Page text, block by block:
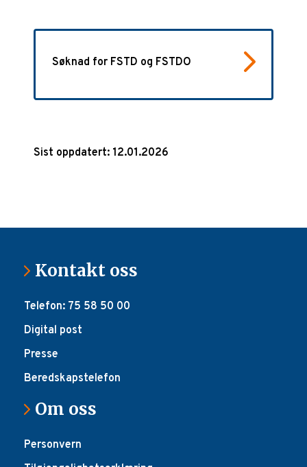
Søknad for FSTD og FSTDO
Sist oppdatert: 12.01.2026
Kontakt oss
Telefon: 75 58 50 00
Digital post
Presse
Beredskapstelefon
Om oss
Personvern